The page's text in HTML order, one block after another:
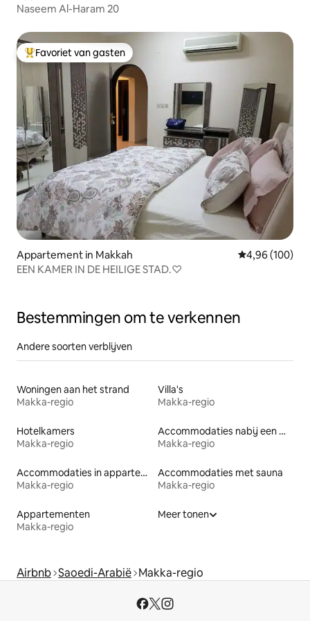
Naseem Al-Haram 20
Topfavoriet van gasten
Favoriet van gasten
Appartement in Makkah Gemiddelde
4,96 (100)
EEN KAMER IN DE HEILIGE STAD.♡
Bestemmingen om te verkennen
Andere soorten verblijven
Woningen aan het strand
Makka-regio
Villa's
Makka-regio
Hotelkamers
Makka-regio
Accommodaties nabij een meer
Makka-regio
Accommodaties in appartementen met diensten
Makka-regio
Accommodaties met sauna
Makka-regio
Appartementen
Makka-regio
Meer tonen
Airbnb Saoedi-Arabië Makka-regio